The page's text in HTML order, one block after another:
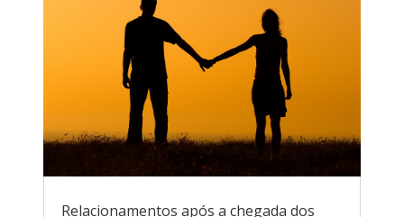
Relacionamentos após a chegada dos